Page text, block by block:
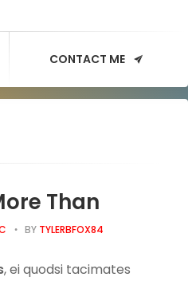
CONTACT ME
Than
BY TYLERBFOX84
, ei quodsi tacimates